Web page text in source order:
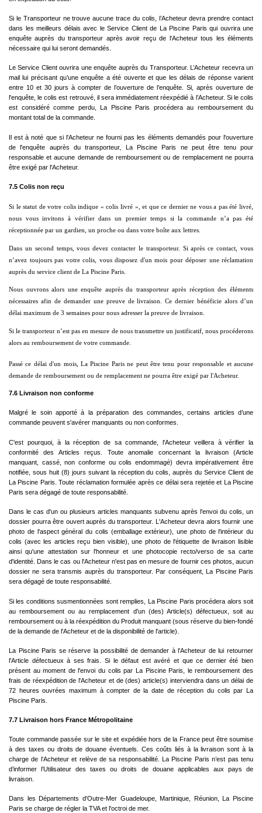
Si le Transporteur ne trouve aucune trace du colis, l’Acheteur devra prendre contact
dans les meilleurs délais avec le Service Client de La Piscine Paris qui ouvrira une
enquête auprès du transporteur après avoir reçu de l'Acheteur tous les éléments
nécessaire qui lui seront demandés.
Le Service Client ouvrira une enquête auprès du Transporteur. L’Acheteur recevra un
mail lui précisant qu’une enquête a été ouverte et que les délais de réponse varient
entre 10 et 30 jours à compter de l’ouverture de l’enquête. Si, après ouverture de
l'enquête, le colis est retrouvé, il sera immédiatement réexpédié à l’Acheteur. Si le colis
est considéré comme perdu, La Piscine Paris procédera au remboursement du
montant total de la commande.
Il est à noté que si l'Acheteur ne fourni pas les éléments demandés pour l'ouverture
de l'enquête auprès du transporteur, La Piscine Paris ne peut être tenu pour
responsable et aucune demande de remboursement ou de remplacement ne pourra
être exigé par l'Acheteur.
7.5 Colis non reçu
Si le statut de votre colis indique « colis livré », et que ce dernier ne vous a pas été livré,
nous vous invitons à vérifier dans un premier temps si la commande n’a pas été
réceptionnée par un gardien, un proche ou dans votre boîte aux lettres.
Dans un second temps, vous devez contacter le transporteur. Si après ce contact, vous
n’avez toujours pas votre colis, vous disposez d'un mois pour déposer une réclamation
auprès du service client de La Piscine Paris.
Nous ouvrons alors une enquête auprès du transporteur après réception des éléments
nécessaires afin de demander une preuve de livraison. Ce dernier bénéficie alors d’un
délai maximum de 3 semaines pour nous adresser la preuve de livraison.
Si le transporteur n’est pas en mesure de nous transmettre un justificatif, nous procéderons
alors au remboursement de votre commande.
Passé ce délai d'un mois, La Piscine Paris ne peut être tenu pour responsable et aucune
demande de remboursement ou de remplacement ne pourra être exigé par l'Acheteur.
7.6 Livraison non conforme
Malgré le soin apporté à la préparation des commandes, certains articles d’une
commande peuvent s'avérer manquants ou non conformes.
C'est pourquoi, à la réception de sa commande, l'Acheteur veillera à vérifier la
conformité des Articles reçus. Toute anomalie concernant la livraison (Article
manquant, cassé, non conforme ou colis endommagé) devra impérativement être
notifiée, sous huit (8) jours suivant la réception du colis, auprès du Service Client de
La Piscine Paris. Toute réclamation formulée après ce délai sera rejetée et La Piscine
Paris sera dégagé de toute responsabilité.
Dans le cas d'un ou plusieurs articles manquants subvenu après l'envoi du colis, un
dossier pourra être ouvert auprès du transporteur. L'Acheteur devra alors fournir une
photo de l'aspect général du colis (emballage extérieur), une photo de l'intérieur du
colis (avec les articles reçu bien visible), une photo de l'étiquette de livraison lisible
ainsi qu'une attestation sur l'honneur et une photocopie recto/verso de sa carte
d'identité. Dans le cas ou l'Acheteur n'est pas en mesure de fournir ces photos, aucun
dossier ne sera transmis auprès du transporteur. Par conséquent, La Piscine Paris
sera dégagé de toute responsabilité.
Si les conditions susmentionnées sont remplies, La Piscine Paris procédera alors soit
au remboursement ou au remplacement d'un (des) Article(s) défectueux, soit au
remboursement ou à la réexpédition du Produit manquant (sous réserve du bien-fondé
de la demande de l'Acheteur et de la disponibilité de l'article).
La Piscine Paris se réserve la possibilité de demander à l'Acheteur de lui retourner
l'Article défectueux à ses frais. Si le défaut est avéré et que ce dernier été bien
présent au moment de l'envoi du colis par La Piscine Paris, le remboursement des
frais de réexpédition de l'Acheteur et de (des) article(s) interviendra dans un délai de
72 heures ouvrées maximum à compter de la date de réception du colis par La
Piscine Paris.
7.7 Livraison hors France Métropolitaine
Toute commande passée sur le site et expédiée hors de la France peut être soumise
à des taxes ou droits de douane éventuels. Ces coûts liés à la livraison sont à la
charge de l’Acheteur et relève de sa responsabilité. La Piscine Paris n’est pas tenu
d’informer l’Utilisateur des taxes ou droits de douane applicables aux pays de
livraison.
Dans les Départements d'Outre-Mer Guadeloupe, Martinique, Réunion, La Piscine
Paris se charge de régler la TVA et l'octroi de mer.